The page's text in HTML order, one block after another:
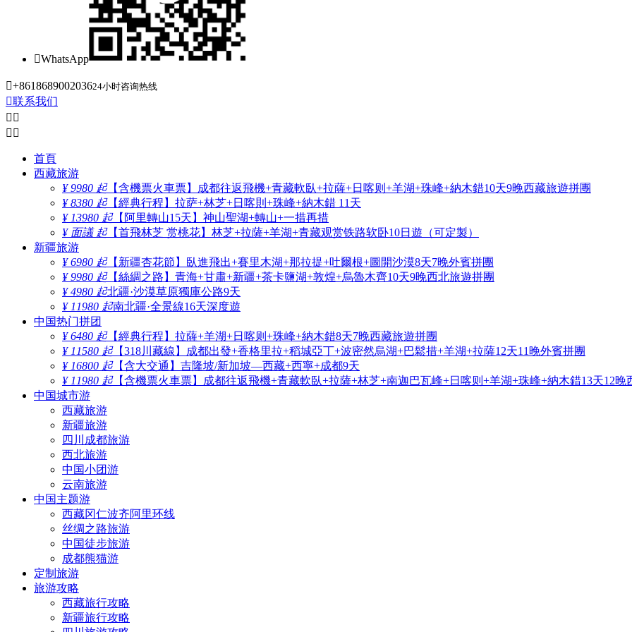
WhatsApp
+861868900203624小时咨询热线
联系我们
 
 
首頁
西藏旅游
¥ 9980 起【含機票火車票】成都往返飛機+青藏軟臥+拉薩+日喀则+羊湖+珠峰+納木錯10天9晚西藏旅遊拼團
¥ 8380 起【經典行程】拉萨+林芝+日喀則+珠峰+納木錯 11天
¥ 13980 起【阿里轉山15天】神山聖湖+轉山+一措再措
¥ 面議 起【首飛林芝 赏桃花】林芝+拉薩+羊湖+青藏观赏铁路软卧10日遊（可定製）
新疆旅游
¥ 6980 起【新疆杏花節】臥進飛出+賽里木湖+那拉提+吐爾根+圖開沙漠8天7晚外賓拼團
¥ 9980 起【絲綢之路】青海+甘肅+新疆+茶卡鹽湖+敦煌+烏魯木齊10天9晚西北旅遊拼團
¥ 4980 起北疆·沙漠草原獨庫公路9天
¥ 11980 起南北疆·全景線16天深度遊
中国热门拼团
¥ 6480 起【經典行程】拉薩+羊湖+日喀则+珠峰+納木錯8天7晚西藏旅遊拼團
¥ 11580 起【318川藏線】成都出發+香格里拉+稻城亞丁+波密然烏湖+巴鬆措+羊湖+拉薩12天11晚外賓拼團
¥ 16800 起【含大交通】吉隆坡/新加坡—西藏+西寧+成都9天
¥ 11980 起【含機票火車票】成都往返飛機+青藏軟臥+拉薩+林芝+南迦巴瓦峰+日喀则+羊湖+珠峰+納木錯13天12晚
中国城市游
西藏旅游
新疆旅游
四川成都旅游
西北旅游
中国小团游
云南旅游
中国主题游
西藏冈仁波齐阿里环线
丝绸之路旅游
中国徒步旅游
成都熊猫游
定制旅游
旅游攻略
西藏旅行攻略
新疆旅行攻略